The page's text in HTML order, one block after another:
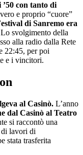
’50 con tanto di
e proprio “cuore”
di Sanremo era
svolgimento della
alla radio dalla Rete
22:45, per poi
e i vincitori.
al Casinò. L’anno
dal Casinò al Teatro
si raccontò una
di lavori di
stata trasferita